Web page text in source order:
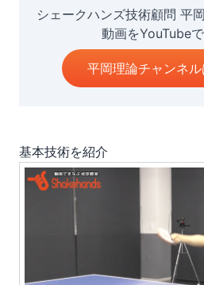
シェークハンズ技術顧問 平
動画をYouTubeで
平岡理論チャンネ
基本技術を紹介